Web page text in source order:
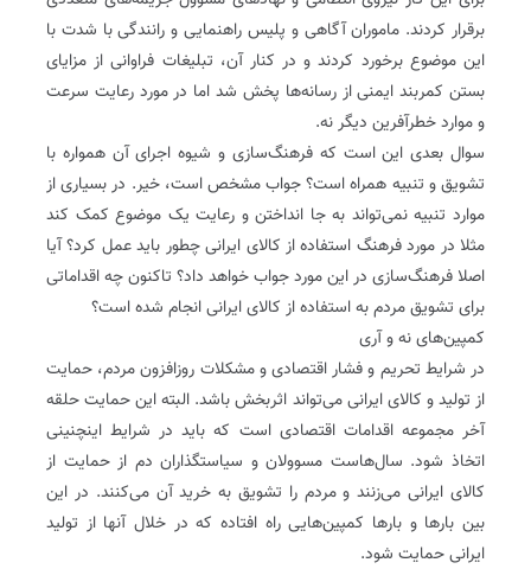
برقرار کردند. ماموران آگاهی و پلیس راهنمایی و رانندگی با شدت با
این موضوع برخورد کردند و در کنار آن، تبلیغات فراوانی از مزایای
بستن کمربند ایمنی از رسانه‌ها پخش شد اما در مورد رعایت سرعت
و موارد خطرآفرین دیگر نه.
سوال بعدی این است که فرهنگ‌سازی و شیوه اجرای آن همواره با
تشویق و تنبیه همراه است؟ جواب مشخص است، خیر. در بسیاری از
موارد تنبیه نمی‌تواند به جا ‌انداختن و رعایت یک موضوع کمک کند
مثلا در مورد فرهنگ استفاده از کالای ایرانی چطور باید عمل کرد؟ آیا
اصلا فرهنگ‌سازی در این مورد جواب خواهد داد؟ تاکنون چه اقداماتی
برای تشویق مردم به استفاده از کالای ایرانی انجام شده است؟
کمپین‌های نه و آری
در شرایط تحریم و فشار اقتصادی و مشکلات روزافزون مردم، حمایت
از تولید و کالای ایرانی می‌تواند اثربخش باشد. البته این حمایت حلقه
آخر مجموعه اقدامات اقتصادی است که باید در شرایط اینچنینی
اتخاذ شود. سال‌هاست مسوولان و سیاستگذاران دم از حمایت از
کالای ایرانی می‌زنند و مردم را تشویق به خرید آن می‌کنند. در این
بین بارها و بارها کمپین‌هایی راه افتاده که در خلال آنها از تولید
ایرانی حمایت شود.